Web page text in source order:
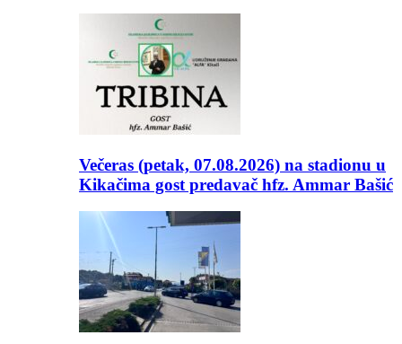
Večeras (petak, 07.08.2026) na stadionu u
Kikačima gost predavač hfz. Ammar Bašić